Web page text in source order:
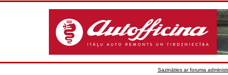
Sazināties ar foruma